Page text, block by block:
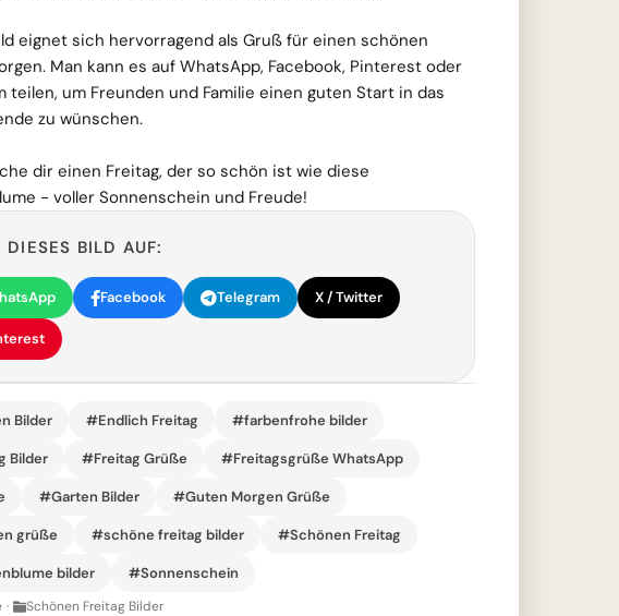
eignet sich hervorragend als Gruß für einen schönen
Man kann es auf WhatsApp, Facebook, Pinterest oder
teilen, um Freunden und Familie einen guten Start in das
zu wünschen.
dir einen Freitag, der so schön ist wie diese
- voller Sonnenschein und Freude!
DIESES BILD AUF:
Facebook Telegram X / Twitter
Bilder #Endlich Freitag #farbenfrohe bilder
Bilder #Freitag Grüße #Freitagsgrüße WhatsApp
#Garten Bilder #Guten Morgen Grüße
grüße #schöne freitag bilder #Schönen Freitag
bilder #Sonnenschein
· Schönen Freitag Bilder